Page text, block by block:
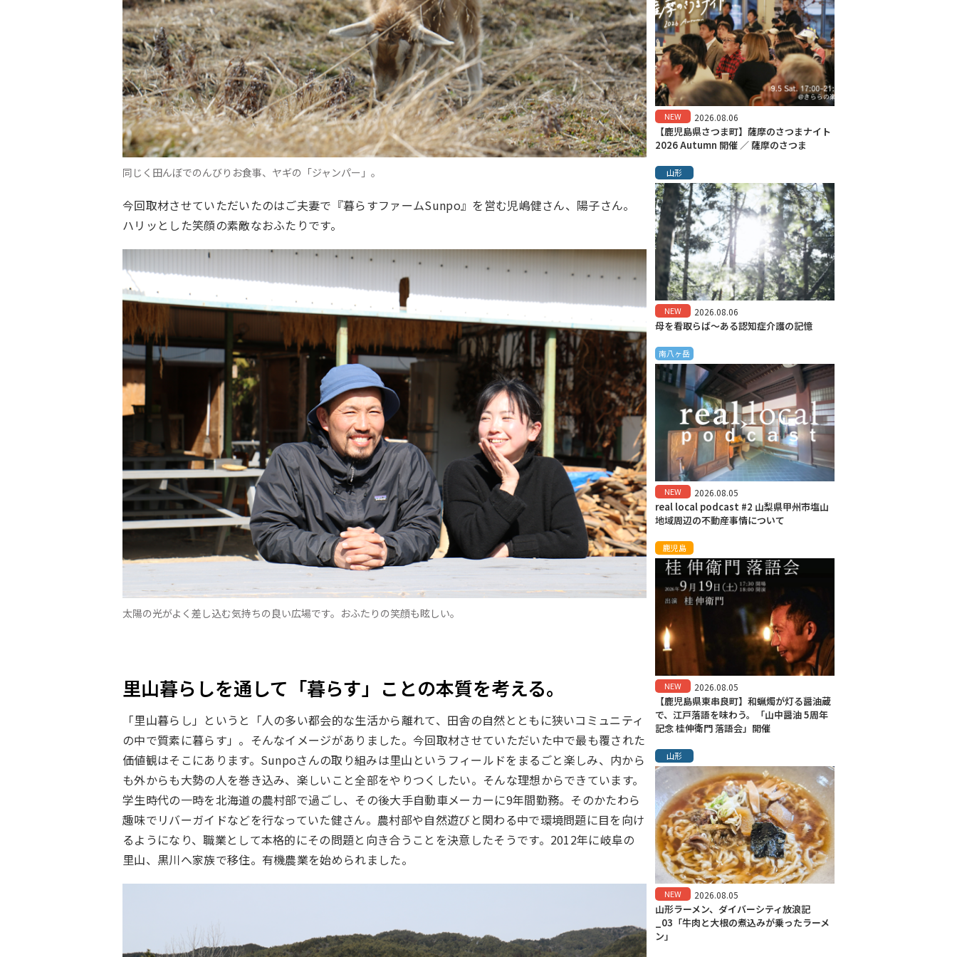
同じく田んぼでのんびりお食事、ヤギの「ジャンパー」。
今回取材させていただいたのはご夫妻で『暮らすファームSunpo』を営む児嶋健さん、陽子さん。
ハリッとした笑顔の素敵なおふたりです。
太陽の光がよく差し込む気持ちの良い広場です。おふたりの笑顔も眩しい。
里山暮らしを通して「暮らす」ことの本質を考える。
「里山暮らし」というと「人の多い都会的な生活から離れて、田舎の自然とともに狭いコミュニティ
の中で質素に暮らす」。そんなイメージがありました。今回取材させていただいた中で最も覆された
価値観はそこにあります。Sunpoさんの取り組みは里山というフィールドをまるごと楽しみ、内から
も外からも大勢の人を巻き込み、楽しいこと全部をやりつくしたい。そんな理想からできています。
学生時代の一時を北海道の農村部で過ごし、その後大手自動車メーカーに9年間勤務。そのかたわら
趣味でリバーガイドなどを行なっていた健さん。農村部や自然遊びと関わる中で環境問題に目を向け
るようになり、職業として本格的にその問題と向き合うことを決意したそうです。2012年に岐阜の
里山、黒川へ家族で移住。有機農業を始められました。
NEW 2026.08.06
【鹿児島県さつま町】薩摩のさつまナイト
2026 Autumn 開催 ／ 薩摩のさつま
山形
NEW 2026.08.06
母を看取らば～ある認知症介護の記憶
南八ヶ岳
NEW 2026.08.05
real local podcast #2 山梨県甲州市塩山
地域周辺の不動産事情について
鹿児島
NEW 2026.08.05
【鹿児島県東串良町】和蝋燭が灯る醤油蔵
で、江戸落語を味わう。「山中醤油 5周年
記念 桂伸衛門 落語会」開催
山形
NEW 2026.08.05
山形ラーメン、ダイバーシティ放浪記
_03「牛肉と大根の煮込みが乗ったラーメ
ン」